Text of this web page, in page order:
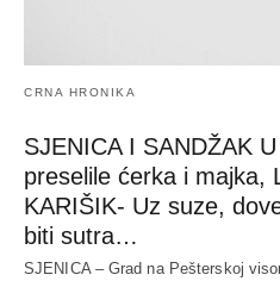
CRNA HRONIKA
SJENICA I SANDŽAK
preselile ćerka i majka,
KARIŠIK- Uz suze,
biti sutra…
SJENICA – Grad na Pešterskoj